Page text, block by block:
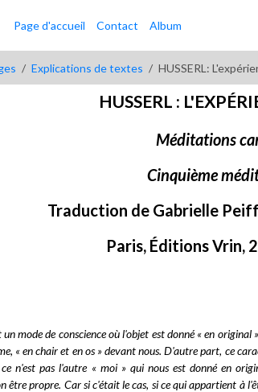
Page d'accueil Contact Album
Explications de textes HUSSERL:
HUSSERL :
Méditations
Cinquième
Traduction de Gabrielle
Paris, Éditions Vrin,
un mode de conscience où l'objet est donné « en
« en chair et en os » devant nous. D'autre part, ce
n'est pas l'autre « moi » qui nous est donné en
être propre. Car si c'était le cas, si ce qui appartient à